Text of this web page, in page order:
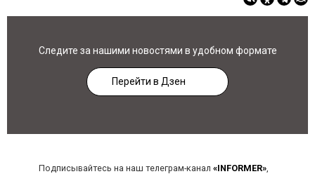
Следите за нашими новостями в удобном формате
Перейти в Дзен
Подписывайтесь на наш телеграм-канал «INFORMER»,